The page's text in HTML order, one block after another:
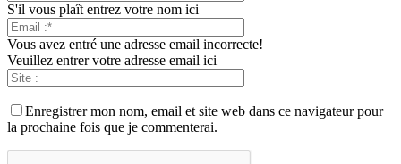
S'il vous plaît entrez votre nom ici
Vous avez entré une adresse email incorrecte!
Veuillez entrer votre adresse email ici
Enregistrer mon nom, email et site web dans ce navigateur pour
la prochaine fois que je commenterai.